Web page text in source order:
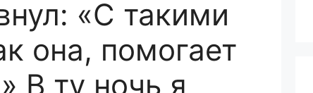
«С такими
она, помогает
В ту ночь я